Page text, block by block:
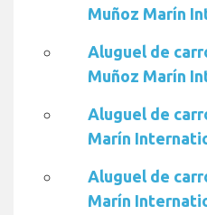
Muñoz Marín
Aluguel de
Muñoz Marín
Aluguel de
Marín
Aluguel de
Marín